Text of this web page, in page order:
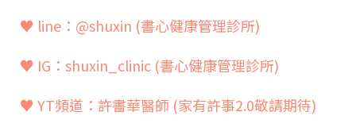
♥ line：@shuxin (書心健康管理診所)
♥ IG：shuxin_clinic (書心健康管理診所)
♥ YT頻道： 許書華醫師 (家有許事2.0敬請期待)